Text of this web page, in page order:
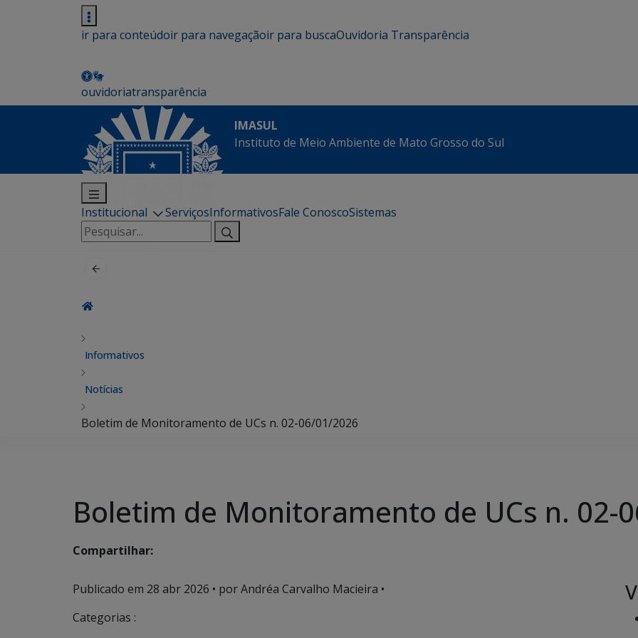
ir para conteúdoir para navegaçãoir para buscaOuvidoria Transparência
ouvidoriatransparência
IMASUL
Instituto de Meio Ambiente de Mato Grosso do Sul
Institucional ServiçosInformativosFale ConoscoSistemas
Pesquisar
por:
Informativos
Notícias
Boletim de Monitoramento de UCs n. 02-06/01/2026
Boletim de Monitoramento de UCs n. 02-
Compartilhar:
Publicado em 28 abr 2026 • por Andréa Carvalho Macieira •
Categorias :